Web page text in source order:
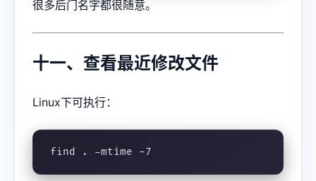
很多后门名字都很随意。
十一、查看最近修改文件
Linux下可执行：
find . -mtime -7